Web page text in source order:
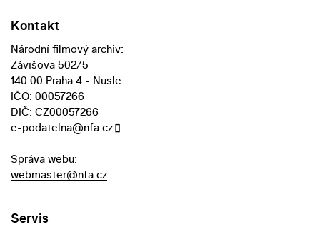
Kontakt
Národní filmový archiv:
Závišova 502/5
140 00 Praha 4 - Nusle
IČO: 00057266
DIČ: CZ00057266
e-podatelna@nfa.cz
Správa webu:
webmaster@nfa.cz
Servis